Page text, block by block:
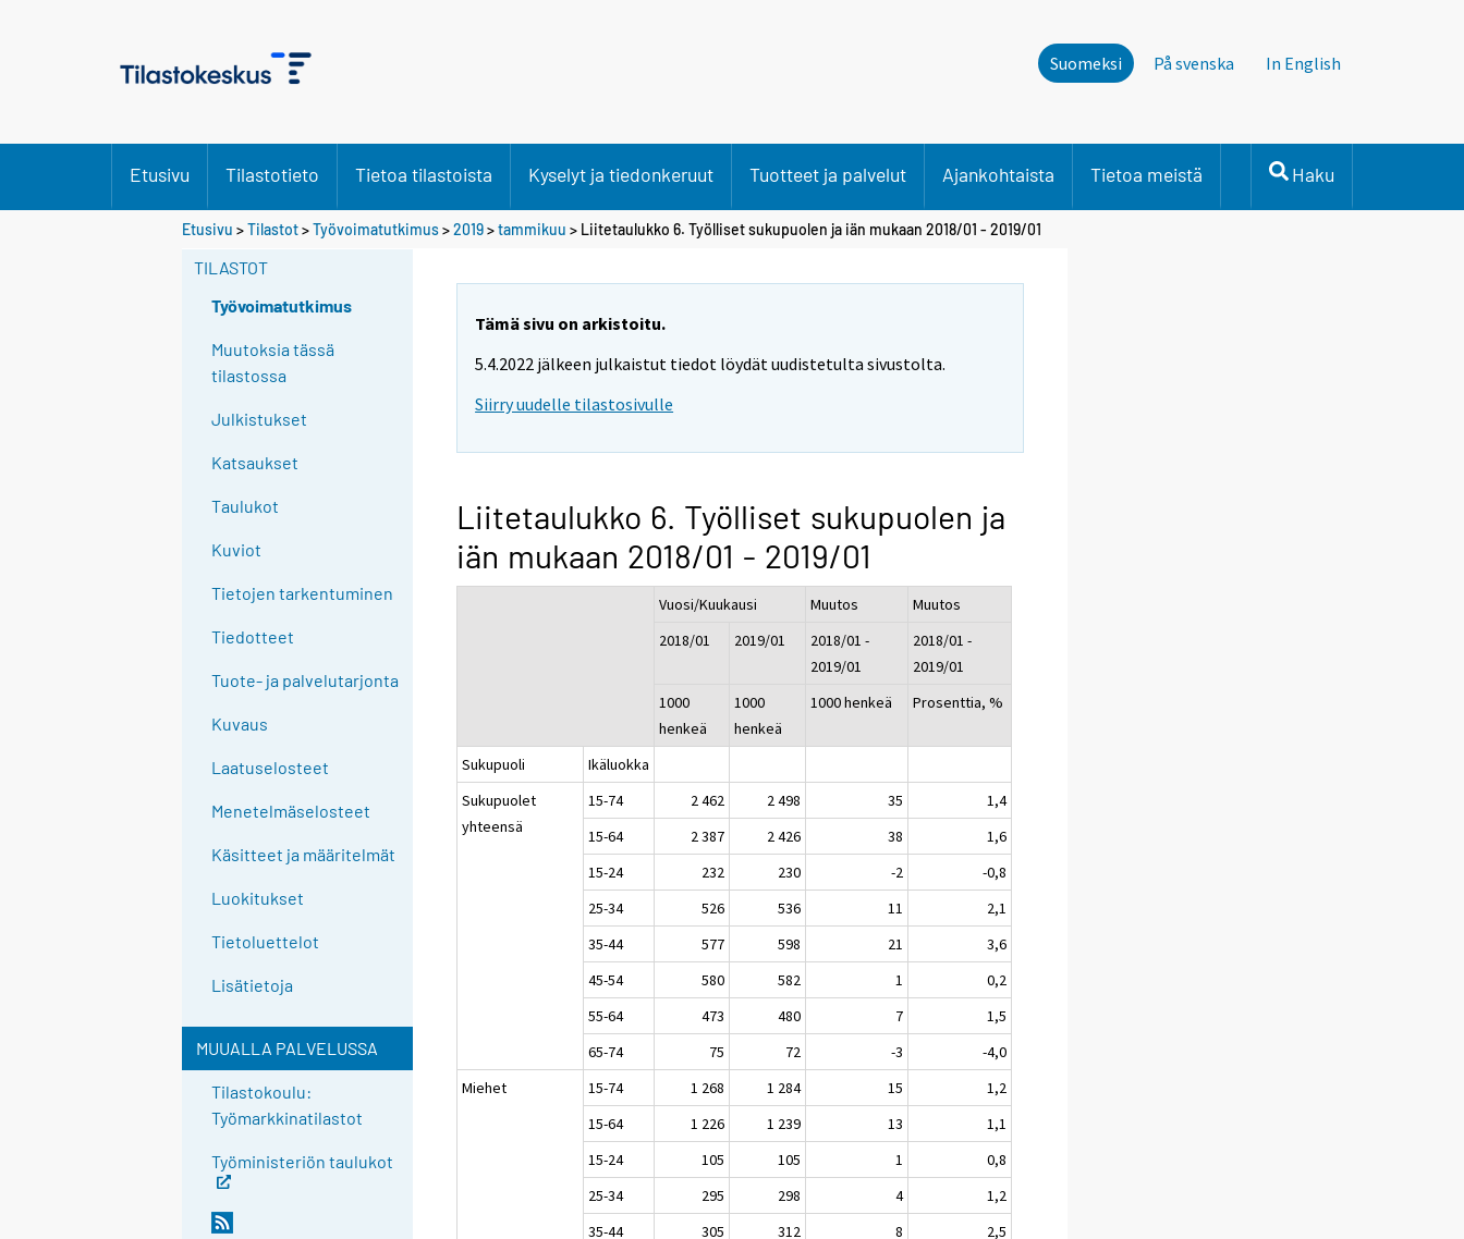
Suomeksi På svenska In English
Etusivu Tilastotieto Tietoa tilastoista Kyselyt ja tiedonkeruut Tuotteet ja palvelut Ajankohtaista Tietoa meistä Haku
Etusivu >Tilastot>Työvoimatutkimus>2019>tammikuu > Liitetaulukko 6. Työlliset sukupuolen ja iän mukaan 2018/01 - 2019/01
TILASTOT
Työvoimatutkimus
Muutoksia tässä
tilastossa
Julkistukset
Katsaukset
Taulukot
Kuviot
Tietojen tarkentuminen
Tiedotteet
Tuote- ja palvelutarjonta
Kuvaus
Laatuselosteet
Menetelmäselosteet
Käsitteet ja määritelmät
Luokitukset
Tietoluettelot
Lisätietoja
MUUALLA PALVELUSSA
Tilastokoulu:
Työmarkkinatilastot
Työministeriön taulukot
Tämä sivu on arkistoitu.
5.4.2022 jälkeen julkaistut tiedot löydät uudistetulta sivustolta.
Siirry uudelle tilastosivulle
Liitetaulukko 6. Työlliset sukupuolen ja
iän mukaan 2018/01 - 2019/01
Vuosi/Kuukausi Muutos
Muutos
2018/01
2019/01
2018/01 -
2019/01
2018/01 -
2019/01
1000
henkeä
1000
henkeä
1000 henkeä Prosenttia, %
Sukupuoli
Ikäluokka
Sukupuolet
yhteensä
15-74 2 462 2 498 35
1,4
15-64
2 387 2 426 38
1,6
15-24
232 230 -2
-0,8
25-34
526 536 11
2,1
35-44
577 598 21
3,6
45-54
580 582 1
0,2
55-64
473 480 7
1,5
65-74
75 72 -3
-4,0
Miehet
15-74 1 268 1 284 15
1,2
15-64
1 226 1 239 13
1,1
15-24
105 105 1
0,8
25-34
295 298 4
1,2
35-44
305 312 8
2,5